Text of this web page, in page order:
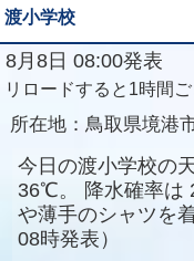
渡小学校
8月8日 08:00発表
リロードすると1時間
所在地： 鳥取県境港
今日の渡小学校の
36℃。
降水確率は
や薄手のシャツを
08時発表）